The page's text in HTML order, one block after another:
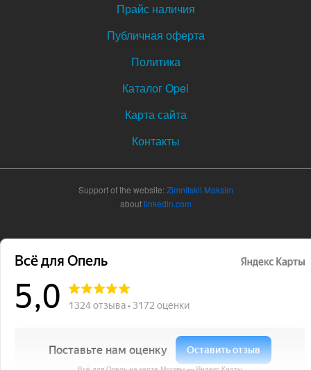
Прайс наличия
Публичная оферта
Политика
Каталог Opel
Карта сайта
Контакты
Support of the website:Zimnitskii Maksim
aboutlinkedin.com